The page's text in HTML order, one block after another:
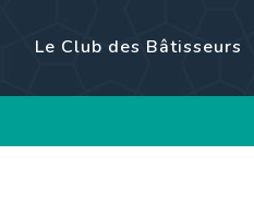
Le Club des Bâtisseurs